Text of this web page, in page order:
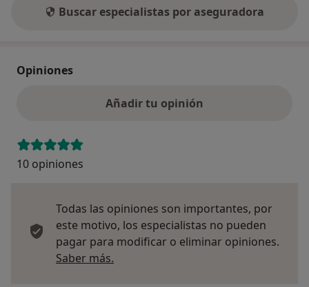
Buscar especialistas por aseguradora
Opiniones
Añadir tu opinión
10 opiniones
Todas las opiniones son importantes, por
este motivo, los especialistas no pueden
pagar para modificar o eliminar opiniones.
Saber más.